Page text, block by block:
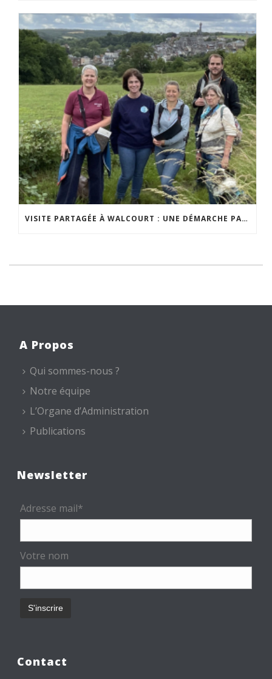
VISITE PARTAGÉE À WALCOURT : UNE DÉMARCHE PARTICIPATIVE ANIMÉE PAR ESPACE ENVIRONNEMENT
A Propos
Qui sommes-nous ?
Notre équipe
L’Organe d’Administration
Publications
Newsletter
Adresse mail*
Votre nom
Contact